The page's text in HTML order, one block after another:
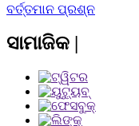
ବର୍ତ୍ତମାନ ପ୍ରଶ୍ନ
ସାମାଜିକ |